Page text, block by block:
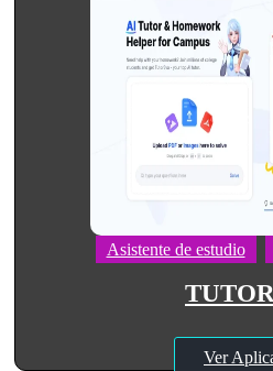
Asistente de estudio
Ver